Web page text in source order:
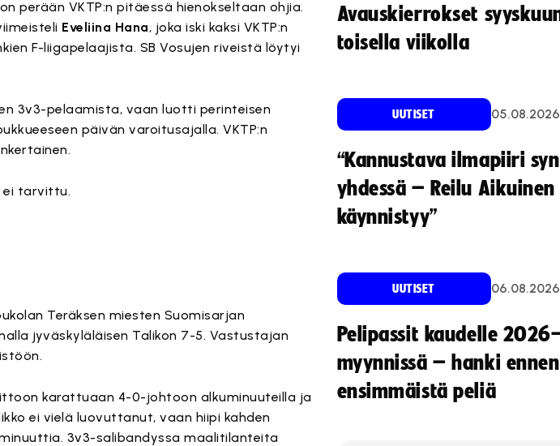
perään VKTP:n pitäessä hienokseltaan ohjia.
Eveliina Hana, joka iski kaksi VKTP:n
F-liigapelaajista. SB Vosujen riveistä löytyi
3v3-pelaamista, vaan luotti perinteisen
päivän varoitusajalla. VKTP:n
ei tarvittu.
Teräksen miesten Suomisarjan
jyväskyläläisen Talikon 7-5. Vastustajan
karattuaan 4-0-johtoon alkuminuuteilla ja
ei vielä luovuttanut, vaan hiipi kahden
3v3-salibandyssa maalitilanteita
Avauskierrokset
toisella viikolla
UUTISET 05.08.2026
“Kannustava ilmapiiri
yhdessä – Reilu
käynnistyy”
UUTISET 06.08.2026
Pelipassit kaudelle
myynnissä – hanki ennen
ensimmäistä peliä